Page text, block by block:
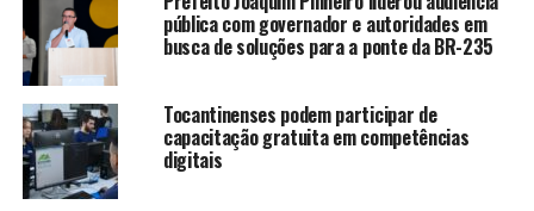
pública com governador e autoridades em
busca de soluções para a ponte da BR-235
Tocantinenses podem participar de
capacitação gratuita em competências
digitais